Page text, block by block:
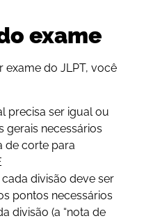
exame
exame do JLPT, você
precisa ser igual ou
gerais necessários
de corte para
divisão deve ser
pontos necessários
divisão (a “nota de